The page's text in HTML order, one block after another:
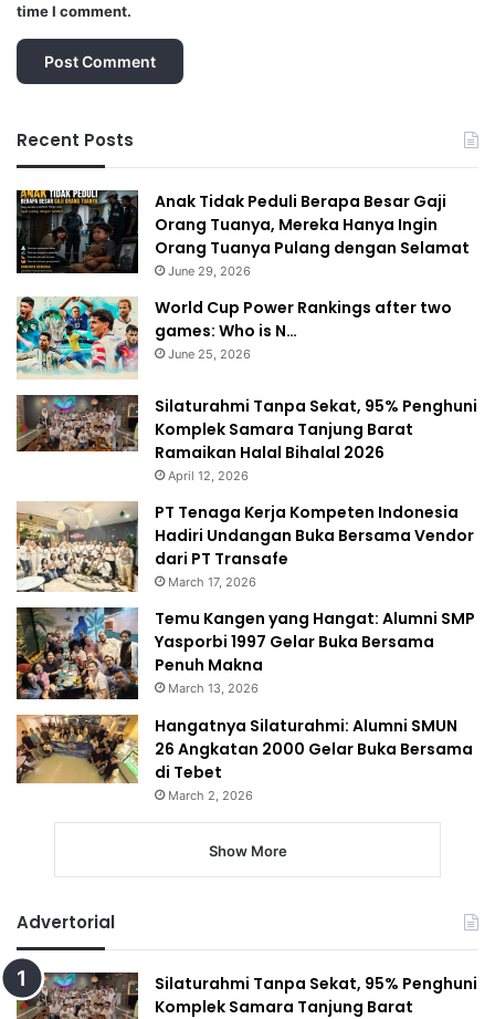
time I comment.
Recent Posts
Anak Tidak Peduli Berapa Besar Gaji
Orang Tuanya, Mereka Hanya Ingin
Orang Tuanya Pulang dengan Selamat
June 29, 2026
World Cup Power Rankings after two
games: Who is N…
June 25, 2026
Silaturahmi Tanpa Sekat, 95% Penghuni
Komplek Samara Tanjung Barat
Ramaikan Halal Bihalal 2026
April 12, 2026
PT Tenaga Kerja Kompeten Indonesia
Hadiri Undangan Buka Bersama Vendor
dari PT Transafe
March 17, 2026
Temu Kangen yang Hangat: Alumni SMP
Yasporbi 1997 Gelar Buka Bersama
Penuh Makna
March 13, 2026
Hangatnya Silaturahmi: Alumni SMUN
26 Angkatan 2000 Gelar Buka Bersama
di Tebet
March 2, 2026
Show More
Advertorial
Silaturahmi Tanpa Sekat, 95% Penghuni
Komplek Samara Tanjung Barat